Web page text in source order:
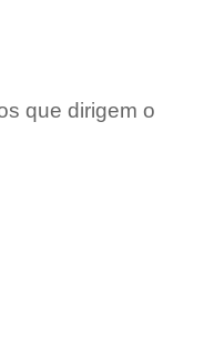
que dirigem o